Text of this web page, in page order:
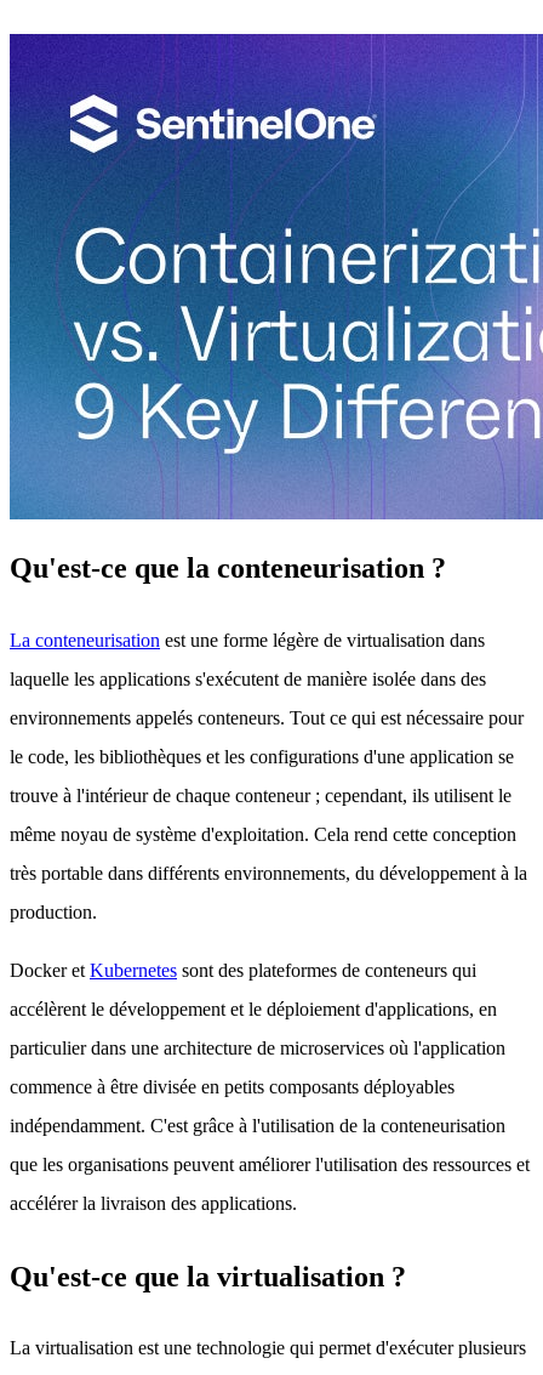
Qu'est-ce que la conteneurisation ?
La conteneurisation est une forme légère de virtualisation dans
laquelle les applications s'exécutent de manière isolée dans des
environnements appelés conteneurs. Tout ce qui est nécessaire pour
le code, les bibliothèques et les configurations d'une application se
trouve à l'intérieur de chaque conteneur ; cependant, ils utilisent le
même noyau de système d'exploitation. Cela rend cette conception
très portable dans différents environnements, du développement à la
production.
Docker et Kubernetes sont des plateformes de conteneurs qui
accélèrent le développement et le déploiement d'applications, en
particulier dans une architecture de microservices où l'application
commence à être divisée en petits composants déployables
indépendamment. C'est grâce à l'utilisation de la conteneurisation
que les organisations peuvent améliorer l'utilisation des ressources et
accélérer la livraison des applications.
Qu'est-ce que la virtualisation ?
La virtualisation est une technologie qui permet d'exécuter plusieurs